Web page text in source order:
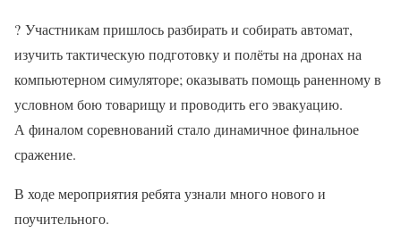
? Участникам пришлось разбирать и собирать автомат,
изучить тактическую подготовку и полёты на дронах на
компьютерном симуляторе; оказывать помощь раненному в
условном бою товарищу и проводить его эвакуацию.
А финалом соревнований стало динамичное финальное
сражение.
В ходе мероприятия ребята узнали много нового и
поучительного.